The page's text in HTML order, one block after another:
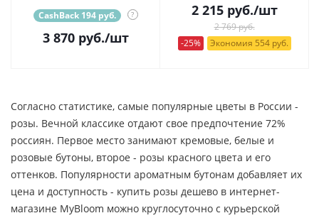
CashBack 194 руб. ?
3 870руб./шт
2 215руб./шт
2 769 руб.
-25%
Экономия 554 руб.
Согласно статистике, самые популярные цветы в России -
розы. Вечной классике отдают свое предпочтение 72%
россиян. Первое место занимают кремовые, белые и
розовые бутоны, второе - розы красного цвета и его
оттенков. Популярности ароматным бутонам добавляет их
цена и доступность - купить розы дешево в интернет-
магазине MyBloom можно круглосуточно с курьерской